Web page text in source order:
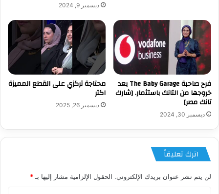
ديسمبر 9, 2024
فرح صاحبة The Baby Garage بعد
خروجها من التانك باستثمار. [شارك
تانك مصر]
ديسمبر 30, 2024
محتاجة تركزي على القطع المميزة
اكتر
ديسمبر 26, 2025
اترك تعليقاً
لن يتم نشر عنوان بريدك الإلكتروني. الحقول الإلزامية مشار إليها بـ*